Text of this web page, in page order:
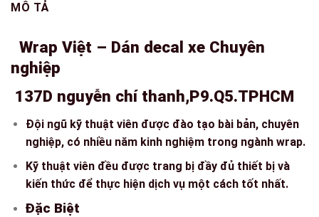
MÔ TẢ
Wrap Việt – Dán decal xe Chuyên
nghiệp
137D nguyễn chí thanh,P9.Q5.TPHCM
Đội ngũ kỹ thuật viên được đào tạo bài bản, chuyên
nghiệp, có nhiều năm kinh nghiệm trong ngành wrap.
Kỹ thuật viên đều được trang bị đầy đủ thiết bị và
kiến thức để thực hiện dịch vụ một cách tốt nhất.
Đặc Biệt